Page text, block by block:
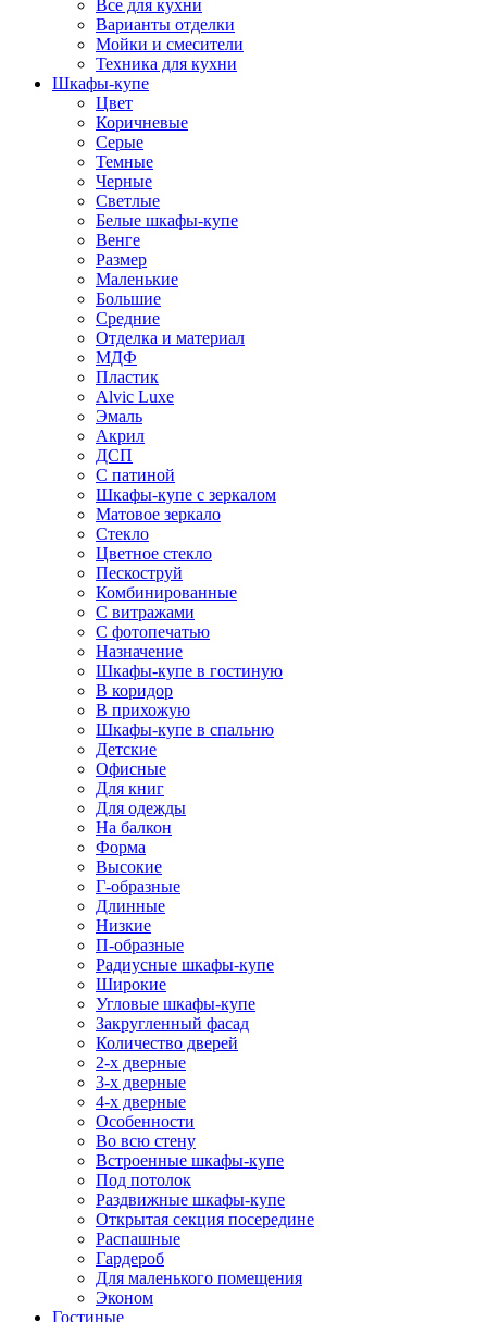
Все для кухни
Варианты отделки
Мойки и смесители
Техника для кухни
Шкафы-купе
Цвет
Коричневые
Серые
Темные
Черные
Светлые
Белые шкафы-купе
Венге
Размер
Маленькие
Большие
Средние
Отделка и материал
МДФ
Пластик
Alvic Luxe
Эмаль
Акрил
ДСП
С патиной
Шкафы-купе с зеркалом
Матовое зеркало
Стекло
Цветное стекло
Пескоструй
Комбинированные
С витражами
С фотопечатью
Назначение
Шкафы-купе в гостиную
В коридор
В прихожую
Шкафы-купе в спальню
Детские
Офисные
Для книг
Для одежды
На балкон
Форма
Высокие
Г-образные
Длинные
Низкие
П-образные
Радиусные шкафы-купе
Широкие
Угловые шкафы-купе
Закругленный фасад
Количество дверей
2-х дверные
3-х дверные
4-х дверные
Особенности
Во всю стену
Встроенные шкафы-купе
Под потолок
Раздвижные шкафы-купе
Открытая секция посередине
Распашные
Гардероб
Для маленького помещения
Эконом
Гостиные